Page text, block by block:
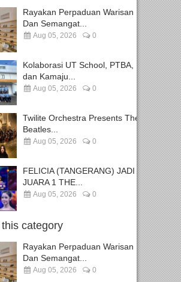
Rayakan Perpaduan Warisan
Dan Semangat...
Aug 05, 2026 0
Kolaborasi UT School, PTBA,
dan Kamaju...
Aug 05, 2026 0
Twilite Orchestra Presents The
Beatles...
Aug 05, 2026 0
FELICIA (TANGERANG) JADI
JUARA 1 THE...
Aug 05, 2026 0
category
Rayakan Perpaduan Warisan
Dan Semangat...
Aug 05, 2026 0